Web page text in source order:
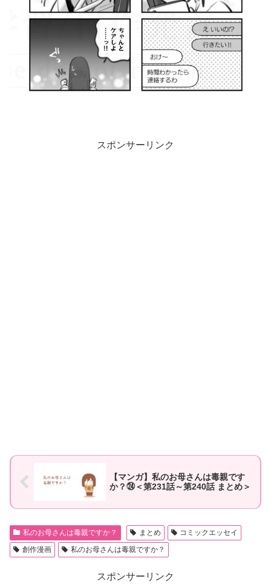
スポンサーリンク
【マンガ】私のお母さんは毒親です
か？㉔＜第231話～第240話 まとめ＞
私のお母さんは毒親ですか？ まとめ
コミックエッセイ
創作漫画
私のお母さんは毒親ですか？
スポンサーリンク